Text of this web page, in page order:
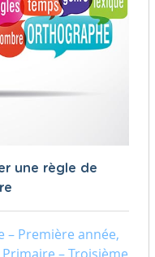
une règle de
– Première année,